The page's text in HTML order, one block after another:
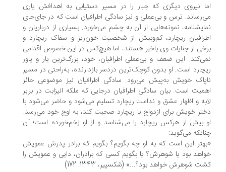
نیروی دیگری که جبار را در مسیر دستیابی به اهدافش یاری
ترس و بی‌عملی و نیز سادگی اطرافیان است که در جای‌جای
نمونه‌هایی از آن به چشم می‌خورد. بسیاری از درباریان و
ریچارد، کم‌وبیش از شخصیت خون‌ریز و سفاک ریچارد و
از جنایات وی باخبر هستند، اما هیچ‌کس در این خصوص اقدامی
این ضعف و بی‌عملی اطرافیان، خود، بزرگ‌ترین یار و یاور
است. او بدون کوچک‌ترین دردسر بازدارنده، به‌راحتی در مسیر
خویش به‌پیش می‌رود. سادگی اطرافیان نیز موضوعی حائز
است. بیان سادگی اطرافیان درجایی که ملکه الیزابت در برابر
و اظهار عشق و ندامت ریچارد تسلیم می‌شود و حاضر می‌شود با
خویش برای ازدواج با ریچارد صحبت کند، به اوج خود می‌رسد.
بیش از هرکس ریچارد را می‌شناسد و از او زخم‌خورده است؛ آن
می‌گوید:
این است که به او چه بگویم؟ بگویم که برادر پدرش عمویش
بود یا شوهرش؟ یا بگویم کسی که برادران، دایی و عمویش را
شوهرش خواهد بود؟...» (شکسپیر، 1343: 172)